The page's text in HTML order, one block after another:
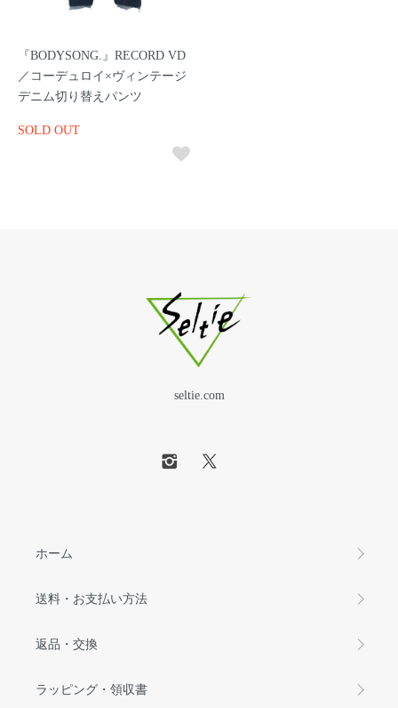
『BODYSONG.』RECORD VD
／コーデュロイ×ヴィンテージ
デニム切り替えパンツ
SOLD OUT
seltie.com
ホーム
送料・お支払い方法
返品・交換
ラッピング・領収書